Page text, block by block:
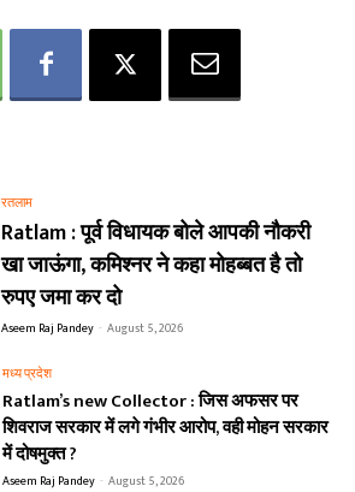
रतलाम
Ratlam : पूर्व विधायक बोले आपकी नौकरी
खा जाऊंगा, कमिश्नर ने कहा मोहब्बत है तो
रुपए जमा कर दो
Aseem Raj Pandey - August 5, 2026
मध्य प्रदेश
Ratlam’s new Collector : जिस अफसर पर
शिवराज सरकार में लगे गंभीर आरोप, वही मोहन सरकार
में दोषमुक्त ?
Aseem Raj Pandey - August 5, 2026